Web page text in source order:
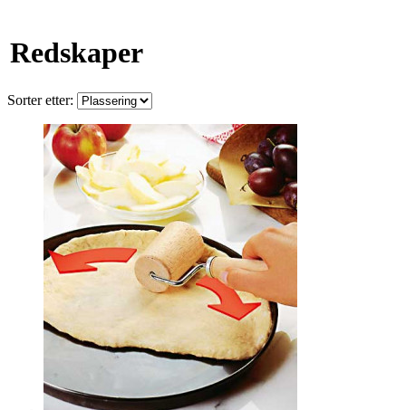
Redskaper
Sorter etter: